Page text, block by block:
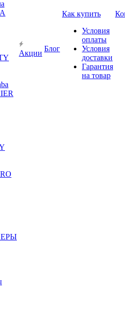
Акции
Блог
Как купить
Условия
оплаты
Условия
доставки
Гарантия
на товар